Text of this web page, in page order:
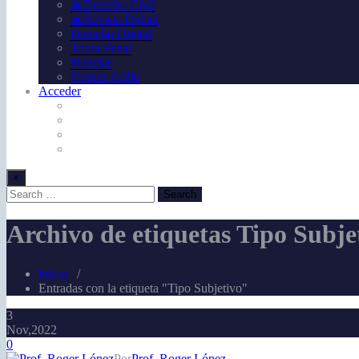
📖Derecho Civil
📖Revista Digital
Derecho Digital
Trivia Penal
Noticias
Gómez Grillo
Acceder
×
Archivo de etiquetas Tipo
Inicio /
Entradas con la etiqueta "Tipo Subjetivo"
3
Nov,2022
0